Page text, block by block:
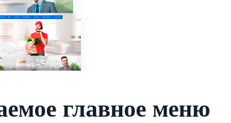
главное меню